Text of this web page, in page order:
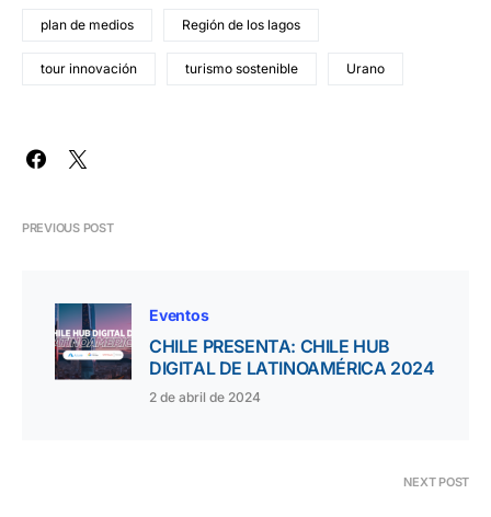
plan de medios Región de los lagos
tour innovación turismo sostenible Urano
PREVIOUS POST
Eventos
CHILE PRESENTA: CHILE HUB
DIGITAL DE LATINOAMÉRICA 2024
2 de abril de 2024
NEXT POST